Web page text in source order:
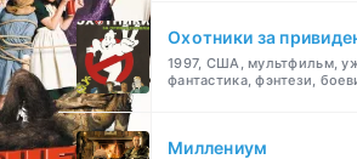
Охотники за
1997, США, мультфильм,
фантастика, фэнтези,
Миллениум